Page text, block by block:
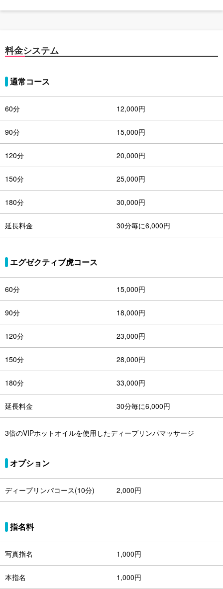
料金システム
通常コース
60分 12,000円
90分 15,000円
120分 20,000円
150分 25,000円
180分 30,000円
延長料金 30分毎に6,000円
エグゼクティブ虎コース
60分 15,000円
90分 18,000円
120分 23,000円
150分 28,000円
180分 33,000円
延長料金 30分毎に6,000円
3倍のVIPホットオイルを使用したディープリンパマッサージ
オプション
ディープリンパコース(10分) 2,000円
指名料
写真指名 1,000円
本指名 1,000円